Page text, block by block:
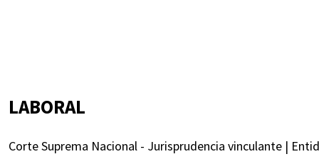
LABORAL
Corte Suprema Nacional - Jurisprudencia vinculante |